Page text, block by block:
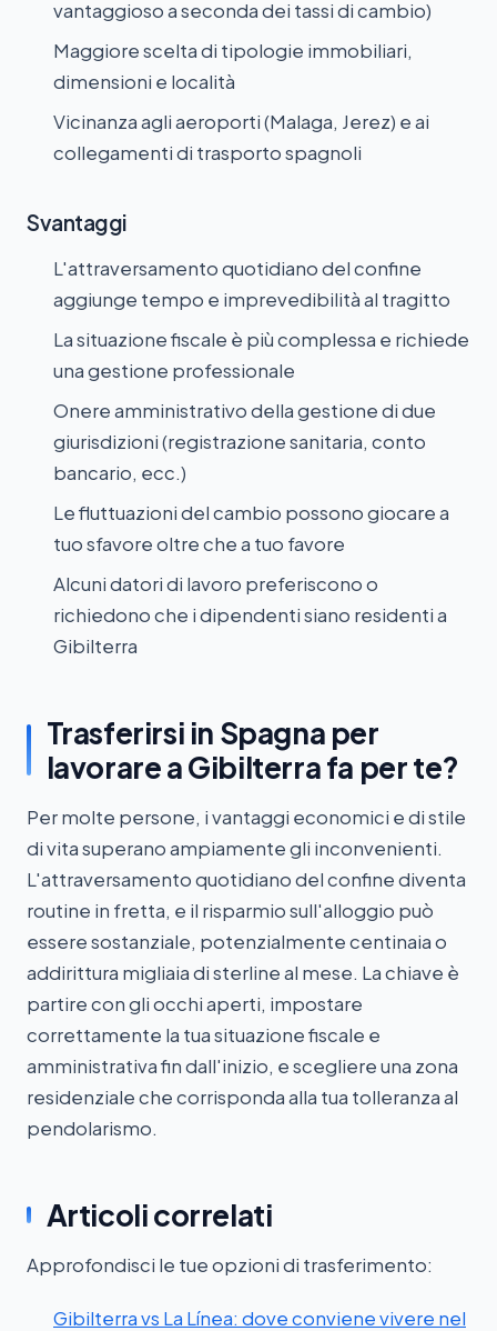
vantaggioso a seconda dei tassi di cambio)
Maggiore scelta di tipologie immobiliari,
dimensioni e località
Vicinanza agli aeroporti (Malaga, Jerez) e ai
collegamenti di trasporto spagnoli
Svantaggi
L'attraversamento quotidiano del confine
aggiunge tempo e imprevedibilità al tragitto
La situazione fiscale è più complessa e richiede
una gestione professionale
Onere amministrativo della gestione di due
giurisdizioni (registrazione sanitaria, conto
bancario, ecc.)
Le fluttuazioni del cambio possono giocare a
tuo sfavore oltre che a tuo favore
Alcuni datori di lavoro preferiscono o
richiedono che i dipendenti siano residenti a
Gibilterra
Trasferirsi in Spagna per
lavorare a Gibilterra fa per te?
Per molte persone, i vantaggi economici e di stile
di vita superano ampiamente gli inconvenienti.
L'attraversamento quotidiano del confine diventa
routine in fretta, e il risparmio sull'alloggio può
essere sostanziale, potenzialmente centinaia o
addirittura migliaia di sterline al mese. La chiave è
partire con gli occhi aperti, impostare
correttamente la tua situazione fiscale e
amministrativa fin dall'inizio, e scegliere una zona
residenziale che corrisponda alla tua tolleranza al
pendolarismo.
Articoli correlati
Approfondisci le tue opzioni di trasferimento:
Gibilterra vs La Línea: dove conviene vivere nel